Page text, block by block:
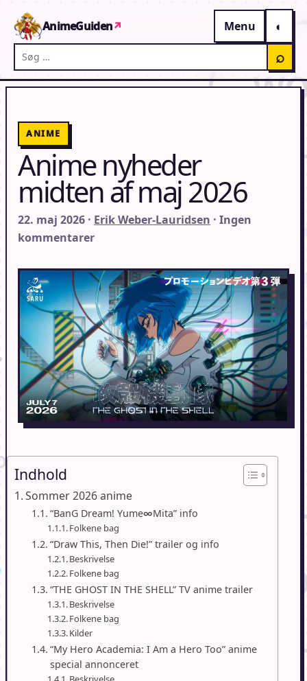
AnimeGuiden↗
Menu
Søg på AnimeGuiden
⌕
ANIME
Anime nyheder
midten af maj 2026
22. maj 2026 · Erik Weber-Lauridsen · Ingen
kommentarer
Indhold
Sommer 2026 anime
“BanG Dream! Yume∞Mita” info
Folkene bag
“Draw This, Then Die!” trailer og info
Beskrivelse
Folkene bag
“THE GHOST IN THE SHELL” TV anime trailer
Beskrivelse
Folkene bag
Kilder
“My Hero Academia: I Am a Hero Too” anime
special annonceret